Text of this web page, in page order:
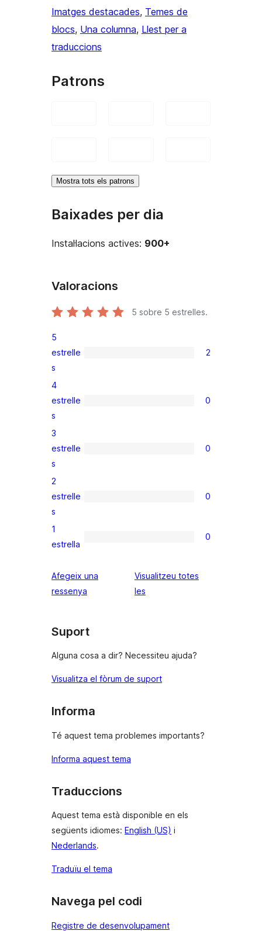
Imatges destacades, Temes de
blocs, Una columna, Llest per a
traduccions
Patrons
Mostra tots els patrons
Baixades per dia
Instal·lacions actives: 900+
Valoracions
5 sobre 5 estrelles.
2
valoracions
de
5
estrelles
5
estrelle
s
2
0
valoracions
de
4
estrelles
4
estrelle
s
0
0
valoracions
de
3
estrelles
3
estrelle
s
0
0
valoracions
de
2
2
estrelle
s
0
0
de
1
1
estrella
0
Afegeix una
ressenya
Visualitzeu totes
lesressenyes
Suport
Alguna cosa a dir? Necessiteu ajuda?
Visualitza el fòrum de suport
Informa
Té aquest tema problemes importants?
Informa aquest tema
Traduccions
Aquest tema està disponible en els
següents idiomes: English (US) i
Nederlands.
Traduïu el tema
Navega pel codi
Registre de desenvolupament